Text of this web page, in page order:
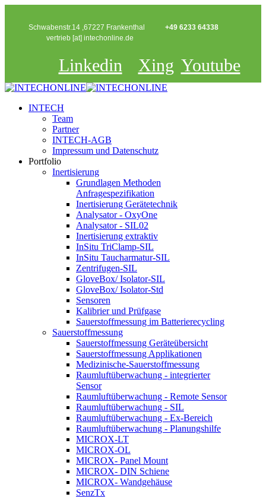
Schwabenstr.14 ,67227 Frankenthal
+49 6233 64338
vertrieb [at] intechonline.de
Linkedin Xing Youtube
INTECH
Team
Partner
INTECH-AGB
Impressum und Datenschutz
Portfolio
Inertisierung
Grundlagen Methoden
Anfragespezifikation
Inertisierung Gerätetechnik
Analysator - OxyOne
Analysator - SIL02
Inertisierung extraktiv
InSitu TriClamp-SIL
InSitu Taucharmatur-SIL
Zentrifugen-SIL
GloveBox/ Isolator-SIL
GloveBox/ Isolator-Std
Sensoren
Kalibrier und Prüfgase
Sauerstoffmessung im Batterierecycling
Sauerstoffmessung
Sauerstoffmessung Geräteübersicht
Sauerstoffmessung Applikationen
Medizinische-Sauerstoffmessung
Raumluftüberwachung - integrierter
Sensor
Raumluftüberwachung - Remote Sensor
Raumluftüberwachung - SIL
Raumluftüberwachung - Ex-Bereich
Raumluftüberwachung - Planungshilfe
MICROX-LT
MICROX-OL
MICROX- Panel Mount
MICROX- DIN Schiene
MICROX- Wandgehäuse
SenzTx